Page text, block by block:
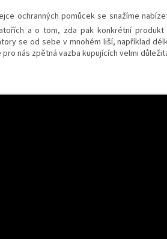
ochranných pomůcek se snažíme
a o tom, zda pak konkrétní
se od sebe v mnohém liší, například
nás zpětná vazba kupujících velmi